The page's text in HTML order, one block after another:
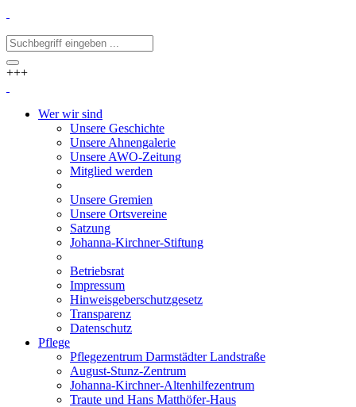
+++
Wer wir sind
Unsere Geschichte
Unsere Ahnengalerie
Unsere AWO-Zeitung
Mitglied werden
Unsere Gremien
Unsere Ortsvereine
Satzung
Johanna-Kirchner-Stiftung
Betriebsrat
Impressum
Hinweisgeberschutzgesetz
Transparenz
Datenschutz
Pflege
Pflegezentrum Darmstädter Landstraße
August-Stunz-Zentrum
Johanna-Kirchner-Altenhilfezentrum
Traute und Hans Matthöfer-Haus